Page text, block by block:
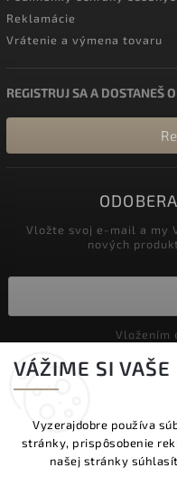
VÁŽIME SI VAŠE
Vyzerajdobre používa
stránky, prispôsobenie
našej stránky
Reklamácie
Vrátenie a výmena tovaru
REGISTRUJ SA A DOSTANEŠ
Vložte svoj e-mail a my
nových
Copyright 2026